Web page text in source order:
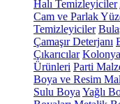
Halı Temizleyiciler
Cam ve Parlak
Temizleyiciler
Çamaşır Deterjanı
Çıkarıcılar Kolonya
Ürünleri Parti
Boya ve Resim
Sulu Boya Yağlı